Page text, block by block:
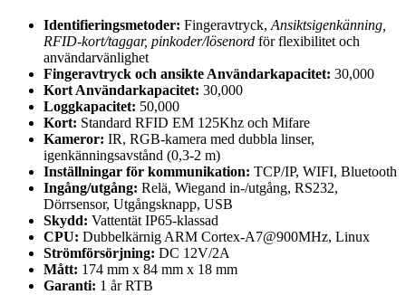
Identifieringsmetoder: Fingeravtryck,Ansiktsigenkänning,
RFID-kort/taggar, pinkoder/lösenord för flexibilitet och
användarvänlighet
Fingeravtryck och ansikte Användarkapacitet: 30,000
Kort Användarkapacitet: 30,000
Loggkapacitet: 50,000
Kort: Standard RFID EM 125Khz och Mifare
Kameror: IR, RGB-kamera med dubbla linser,
igenkänningsavstånd (0,3-2 m)
Inställningar för kommunikation: TCP/IP, WIFI, Bluetooth
Ingång/utgång: Relä, Wiegand in-/utgång, RS232,
Dörrsensor, Utgångsknapp, USB
Skydd: Vattentät IP65-klassad
CPU: Dubbelkärnig ARM Cortex-A7@900MHz, Linux
Strömförsörjning: DC 12V/2A
Mått: 174 mm x 84 mm x 18 mm
Garanti: 1 år RTB